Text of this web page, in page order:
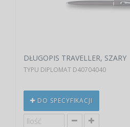
DŁUGOPIS TRAVELLER, SZARY
TYPU DIPLOMAT D40704040
DO SPECYFIKACJI